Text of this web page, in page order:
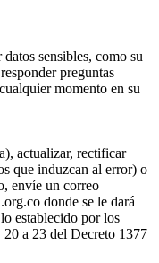
sensibles, como su
preguntas
momento en su
actualizar, rectificar
que induzcan al error) o
envíe un correo
donde se le dará
establecido por los
a 23 del Decreto 1377